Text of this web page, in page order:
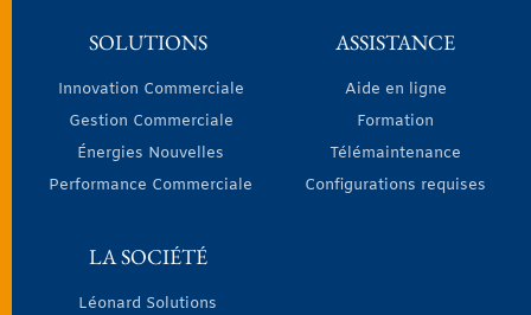
SOLUTIONS
Innovation Commerciale
Gestion Commerciale
Énergies Nouvelles
Performance Commerciale
ASSISTANCE
Aide en ligne
Formation
Télémaintenance
Configurations requises
LA SOCIÉTÉ
Léonard Solutions